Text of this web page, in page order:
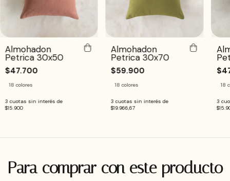
Almohadon
Petrica 30x50
$47.700
18 colores
3 cuotas sin interés de
$15.900
Almohadon
Petrica 30x70
$59.900
18 colores
3 cuotas sin interés de
$19.966,67
18
3
Para comprar con este producto